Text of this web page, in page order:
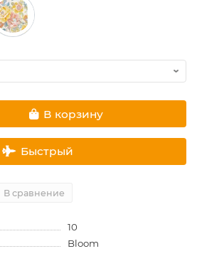
В корзину
Быстрый
В сравнение
10
Bloom